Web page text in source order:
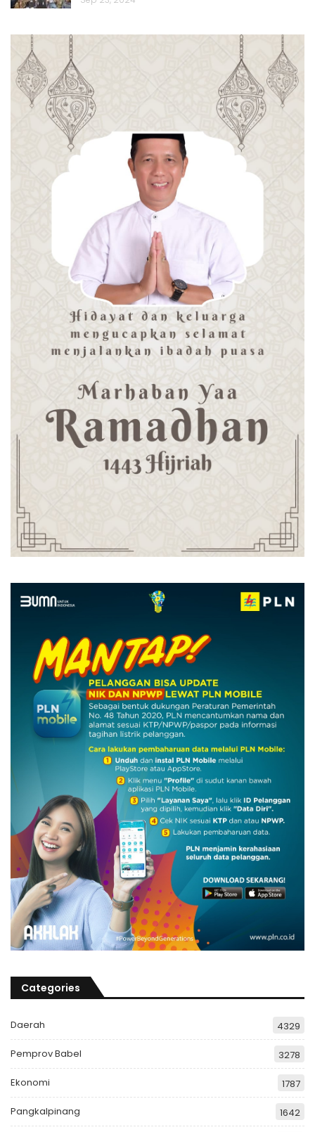
Categories
Daerah 4329
Pemprov Babel 3278
Ekonomi 1787
Pangkalpinang 1642